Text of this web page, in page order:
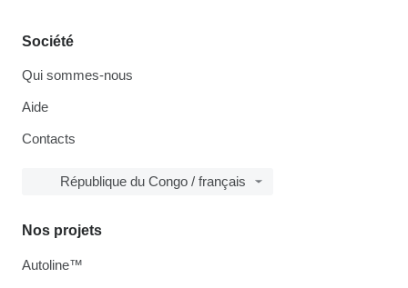
Société
Qui sommes-nous
Aide
Contacts
République du Congo / français
Nos projets
Autoline™